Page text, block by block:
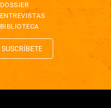
DOSSIER
ENTREVISTAS
BIBLIOTECA
SUSCRÍBETE